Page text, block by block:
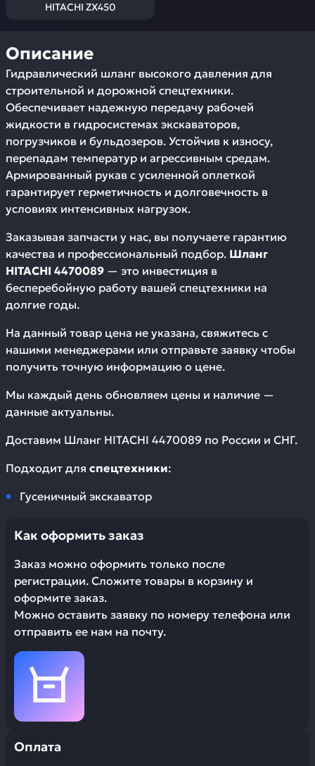
HITACHI ZX450
Описание
Гидравлический шланг высокого давления для
строительной и дорожной спецтехники.
Обеспечивает надежную передачу рабочей
жидкости в гидросистемах экскаваторов,
погрузчиков и бульдозеров. Устойчив к износу,
перепадам температур и агрессивным средам.
Армированный рукав с усиленной оплеткой
гарантирует герметичность и долговечность в
условиях интенсивных нагрузок.
Заказывая запчасти у нас, вы получаете гарантию
качества и профессиональный подбор. Шланг
HITACHI 4470089 — это инвестиция в
бесперебойную работу вашей спецтехники на
долгие годы.
На данный товар цена не указана, свяжитесь с
нашими менеджерами или отправьте заявку чтобы
получить точную информацию о цене.
Мы каждый день обновляем цены и наличие —
данные актуальны.
Доставим Шланг HITACHI 4470089 по России и СНГ.
Подходит для спецтехники:
Гусеничный экскаватор
Как оформить заказ
Заказ можно оформить только после
регистрации. Сложите товары в корзину и
оформите заказ.
Можно оставить заявку по номеру телефона или
отправить ее нам на почту.
Оплата